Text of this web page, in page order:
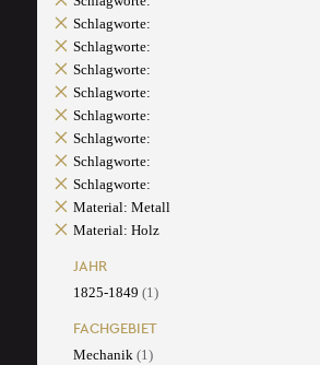
Schlagworte:
Schlagworte:
Schlagworte:
Schlagworte:
Schlagworte:
Schlagworte:
Schlagworte:
Schlagworte:
Material: Metall
Material: Holz
JAHR
1825-1849 (1)
FACHGEBIET
Mechanik (1)